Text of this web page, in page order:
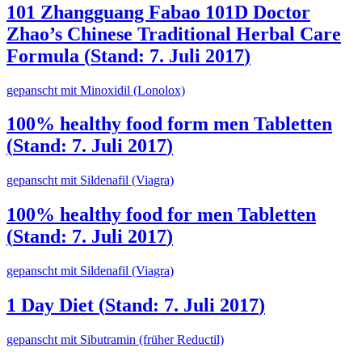
101 Zhangguang Fabao 101D Doctor
Zhao’s Chinese Traditional Herbal Care
Formula (Stand: 7. Juli 2017)
gepanscht mit Minoxidil (Lonolox)
100% healthy food form men Tabletten
(Stand: 7. Juli 2017)
gepanscht mit Sildenafil (Viagra)
100% healthy food for men Tabletten
(Stand: 7. Juli 2017)
gepanscht mit Sildenafil (Viagra)
1 Day Diet (Stand: 7. Juli 2017)
gepanscht mit Sibutramin (früher Reductil)